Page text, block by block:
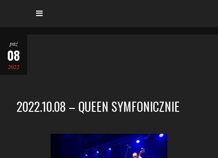
paź
08
2022
2022.10.08 – QUEEN SYMFONICZNIE